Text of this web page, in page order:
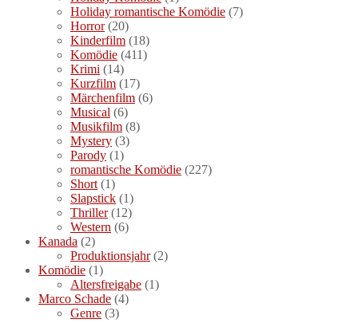
Holiday romantische Komödie (7)
Horror(20)
Kinderfilm (18)
Komödie (411)
Krimi (14)
Kurzfilm (17)
Märchenfilm (6)
Musical (6)
Musikfilm (8)
Mystery (3)
Parody (1)
romantische Komödie (227)
Short (1)
Slapstick (1)
Thriller(12)
Western (6)
Kanada (2)
Produktionsjahr(2)
Komödie (1)
Altersfreigabe (1)
Marco Schade (4)
Genre (3)